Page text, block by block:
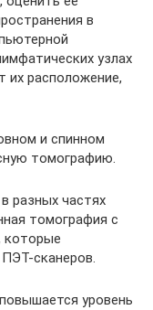
в
узлах
их расположение,
и спинном
томографию.
разных частях
томография с
которые
сканеров.
уровень